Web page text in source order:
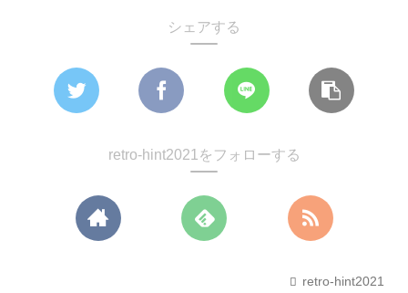
シェアする
retro-hint2021をフォローする
retro-hint2021